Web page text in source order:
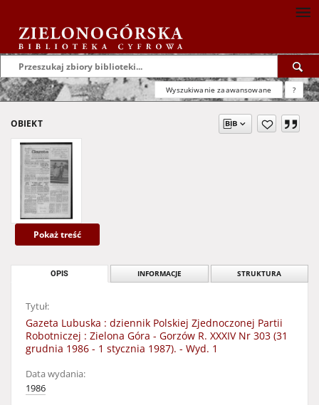
Wyszukiwanie zaawansowane ?
OBIEKT
Pokaż treść
OPIS INFORMACJE STRUKTURA
Tytuł:
Gazeta Lubuska : dziennik Polskiej Zjednoczonej Partii
Robotniczej : Zielona Góra - Gorzów R. XXXIV Nr 303 (31
grudnia 1986 - 1 stycznia 1987). - Wyd. 1
Data wydania:
1986